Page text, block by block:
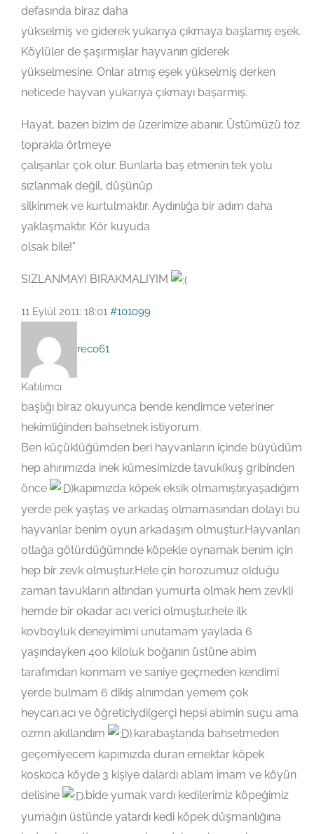
defasında biraz daha
yükselmiş ve giderek yukarıya çıkmaya başlamış eşek.
Köylüler de şaşırmışlar hayvanın giderek
yükselmesine. Onlar atmış eşek yükselmiş derken
neticede hayvan yukarıya çıkmayı başarmış.
Hayat, bazen bizim de üzerimize abanır. Üstümüzü toz
toprakla örtmeye
çalışanlar çok olur. Bunlarla baş etmenin tek yolu
sızlanmak değil, düşünüp
silkinmek ve kurtulmaktır. Aydınlığa bir adım daha
yaklaşmaktır. Kör kuyuda
olsak bile!”
SIZLANMAYI BIRAKMALIYIM
11 Eylül 2011: 18:01 #101099
reco61
Katılımcı
başlığı biraz okuyunca bende kendimce veteriner
hekimliğinden bahsetnek istiyorum.
Ben küçüklüğümden beri hayvanların içinde büyüdüm
hep ahırımızda inek kümesimizde tavuk(kuş gribinden
önce
)kapımızda köpek eksik olmamıştır.yaşadığım
yerde pek yaştaş ve arkadaş olmamasından dolayı bu
hayvanlar benim oyun arkadaşım olmuştur.Hayvanları
otlağa götürdüğümnde köpekle oynamak benim için
hep bir zevk olmuştur.Hele çin horozumuz olduğu
zaman tavukların altından yumurta olmak hem zevkli
hemde bir okadar acı verici olmuştur.hele ilk
kovboyluk deneyimimi unutamam yaylada 6
yaşındayken 400 kiloluk boğanın üstüne abim
tarafımdan konmam ve saniye geçmeden kendimi
yerde bulmam 6 dikiş alnımdan yemem çok
heycan.acı ve öğreticiydi(gerçi hepsi abimin suçu ama
ozmn akıllandım
).karabaştanda bahsetmeden
geçemiyecem kapımızda duran emektar köpek
koskoca köyde 3 kişiye dalardı ablam imam ve köyün
delisine
.bide yumak vardı kedilerimiz köpeğimiz
yumağın üstünde yatardı kedi köpek düşmanlığına